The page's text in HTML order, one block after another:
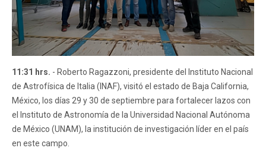
11:31 hrs. - Roberto Ragazzoni, presidente del Instituto Nacional
de Astrofísica de Italia (INAF), visitó el estado de Baja California,
México, los días 29 y 30 de septiembre para fortalecer lazos con
el Instituto de Astronomía de la Universidad Nacional Autónoma
de México (UNAM), la institución de investigación líder en el país
en este campo.